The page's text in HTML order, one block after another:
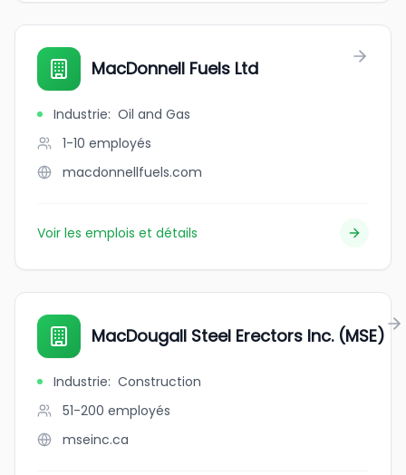
MacDonnell Fuels Ltd
Industrie: Oil and Gas
1-10 employés
macdonnellfuels.com
Voir les emplois et détails
MacDougall Steel Erectors Inc. (MSE)
Industrie: Construction
51-200 employés
mseinc.ca